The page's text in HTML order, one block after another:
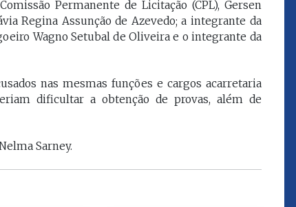
Permanente de Licitação (CPL), Gersen
Regina Assunção de Azevedo; a integrante da
Wagno Setubal de Oliveira e o integrante da
nas mesmas funções e cargos acarretaria
dificultar a obtenção de provas, além de
Sarney.
eu estou
março
do
juízes e servidores"
Público Estadual em 1992,
onde foi Promotor de